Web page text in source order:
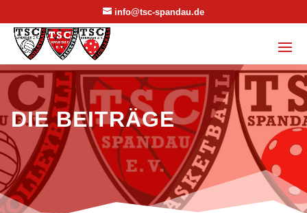
info@tsc-spandau.de
DIE BEITRÄGE